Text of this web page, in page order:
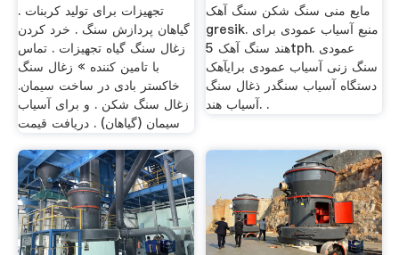
تجهیزات برای تولید کربنات .
گیاهان پردازش سنگ . خرد کردن
زغال سنگ گیاه تجهیزات . تماس
با تامین کننده » زغال سنگ
خاکستر بادی در ساخت سیمان.
زغال سنگ شکن . و برای آسیاب
سیمان (گیاهان) . دریافت قیمت
مایع منی سنگ شکن سنگ آهک
gresik. منبع آسیاب عمودی برای
هند سنگ آهک 5tph. عمودی
سنگ زنی آسیاب عمودی برایآهک
دستگاه آسیاب سنگدر ذغال سنگ
آسیاب هند. .